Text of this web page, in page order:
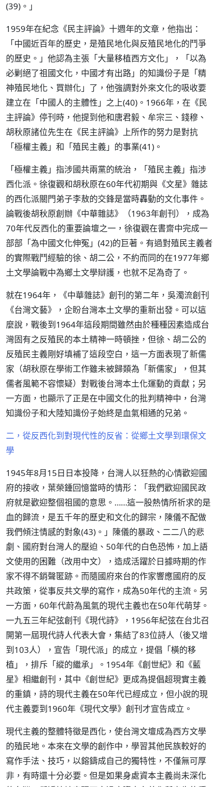
(39)。」
1959年在紀念《民主評論》十週年的文章，他指出：
「中國近百年的歷史，是殖民地化與反殖民地化的鬥爭
的歷史。」他認為主張「大量移植西方文化」，「以為
必剿絕了祖國文化，中國才有出路」的知識份子是「精
神殖民地化、買辦化」了，他強調對外來文化的吸收要
建立在「中國人的主體性」之上(40)。1966年，在《民
主評論》停刊時，他提到他和唐君毅、牟宗三、錢穆、
胡秋原諸位先生在《民主評論》上所作的努力是對抗
「極權主義」和「殖民主義」的事業(41)。
「極權主義」指涉國共兩黨的統治，「殖民主義」指涉
西化派。徐復觀和胡秋原在60年代初期與《文星》雜誌
的西化派關門弟子李敖的交鋒是當時轟動的文化事件。
論戰後胡秋原創辦《中華雜誌》（1963年創刊），成為
70年代反西化的重要論壇之一，徐復觀在書齋中完成一
部部「為中國文化伸冤」(42)的巨著。有過對殖民主義者
的實際戰鬥經驗的徐、胡二公，不約而同的在1977年鄉
土文學論戰中為鄉土文學辯護，也就不足為奇了。
就在1964年，《中華雜誌》創刊的第二年，吳濁流創刊
《台灣文藝》，企盼台灣本土文學的重新出發。可以這
麼說，戰後到1964年這段期間雖然由於種種因素造成台
灣固有之反殖民的本土精神一時頓挫，但徐、胡二公的
反殖民主義剛好填補了這段空白，這一方面表現了新儒
家（胡秋原在學術工作雖未被歸類為「新儒家」，但其
儒者風範不容懷疑）對戰後台灣本土化運動的貢獻；另
一方面，也顯示了正是在中國文化的批判精神中，台灣
知識份子和大陸知識份子始終是血氣相通的兄弟。
二，從反西化到對現代性的反省：從鄉土文學到環保文
學
1945年8月15日日本投降，台灣人以狂熱的心情歡迎國
府的接收，葉榮鍾回憶當時的情形：「我們歡迎國民政
府就是歡迎整個祖國的意思。……這一股熱情所祈求的是
血的歸流，是五千年的歷史和文化的歸宗，陳儀不配做
我們傾注情感的對象(43)。」陳儀的暴政、二二八的悲
劇、國府對台灣人的壓迫、50年代的白色恐怖，加上語
文使用的困難（改用中文），造成活躍於日據時期的作
家不得不銷聲匿跡。而隨國府來台的作家響應國府的反
共政策，從事反共文學的寫作，成為50年代的主流。另
一方面，60年代蔚為風氣的現代主義也在50年代萌芽。
一九五三年紀弦創刊《現代詩》，1956年紀弦在台北召
開第一屆現代詩人代表大會，集結了83位詩人（後又增
到103人），宣告「現代派」的成立，提倡「橫的移
植」，排斥「縱的繼承」。1954年《創世紀》和《藍
星》相繼創刊，其中《創世紀》更成為提倡超現實主義
的重鎮，詩的現代主義在50年代已經成立，但小說的現
代主義要到1960年《現代文學》創刊才宣告成立。
現代主義的整體特徵是西化，使台灣文壇成為西方文學
的殖民地。本來在文學的創作中，學習其他民族較好的
寫作手法、技巧，以鎔鑄成自己的獨特性，不僅無可厚
非，有時還十分必要。但是如果身處資本主義尚未深化